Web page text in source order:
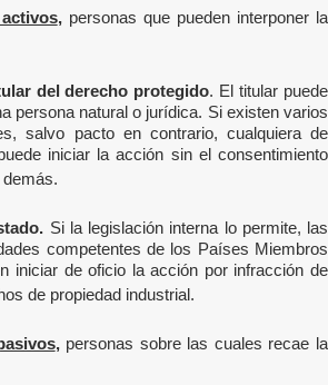
, personas que pueden interponer la
del derecho protegido. El titular puede
persona natural o jurídica. Si existen varios
salvo pacto en contrario, cualquiera de
iniciar la acción sin el consentimiento
Si la legislación interna lo permite, las
competentes de los Países Miembros
iniciar de oficio la acción por infracción de
de propiedad industrial.
, personas sobre las cuales recae la